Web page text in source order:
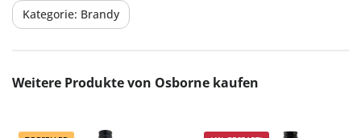
Kategorie: Brandy
Produktgalerie überspringen
Weitere Produkte von Osborne kaufen